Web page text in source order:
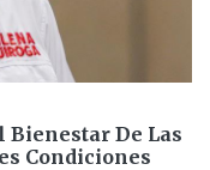
Bienestar De Las
Condiciones